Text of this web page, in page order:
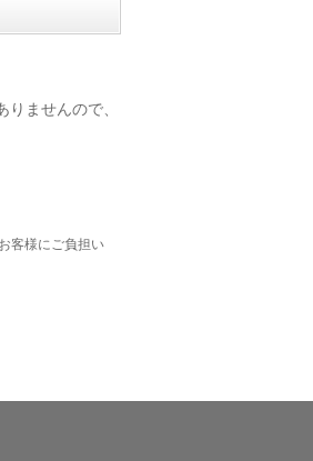
ませんので、
客様にご負担い